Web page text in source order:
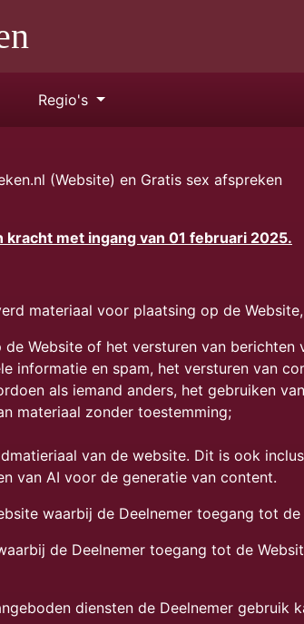
Regio's
(Website) en Gratis sex afspreken
met ingang van 01 februari 2025.
materiaal voor plaatsing op de
Website of het versturen van
informatie en spam, het versturen van
als iemand anders, het gebruiken
materiaal zonder toestemming;
van de website. Dit is ook
van AI voor de generatie van content.
waarbij de Deelnemer toegang tot
de Deelnemer toegang tot de
diensten de Deelnemer